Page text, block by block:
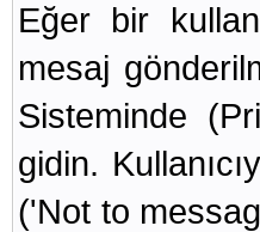
Eğer bir
mesaj
Sisteminde
gidin.
('Not to